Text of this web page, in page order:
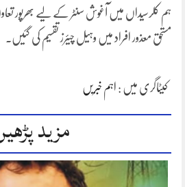
ہم کلرسیداں میں آغوش سنٹر کے لیے بھرپور
مستحق معذور افراد میں وہیل چیئرز تقسیم کی گئیں۔
کیٹاگری میں : اہم خبریں
مزید